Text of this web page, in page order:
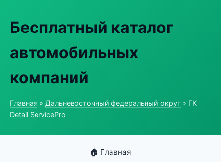
Бесплатный каталог
автомобильных
компаний
Главная » Дальневосточный федеральный округ » ГК
Detail ServicePro
🏠 Главная